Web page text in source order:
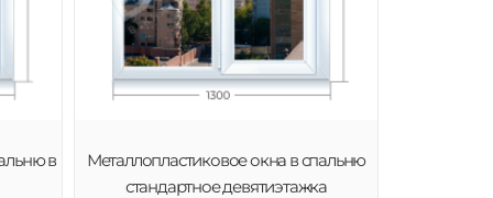
в
Металлопластиковое окна в спальню
стандартное девятиэтажка